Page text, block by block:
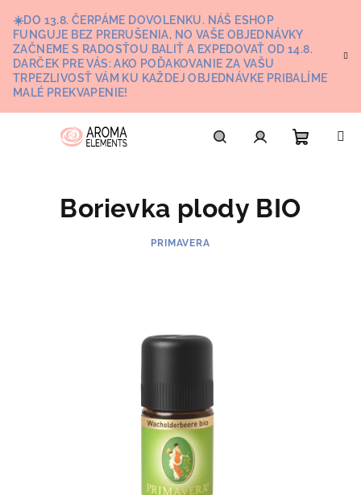
obsah
☀️DO 13.8. ČERPÁME DOVOLENKU. NÁŠ ESHOP
FUNGUJE BEZ PRERUŠENIA, NO VAŠE OBJEDNÁVKY
ZAČNEME S RADOSŤOU BALIŤ A EXPEDOVAŤ OD 14.8.
DARČEK PRE VÁS: AKO POĎAKOVANIE ZA VAŠU
TRPEZLIVOSŤ VÁM KU KAŽDEJ OBJEDNÁVKE PRIBALÍME
MALÉ PREKVAPENIE!
košík
Borievka plody BIO
PRIMAVERA